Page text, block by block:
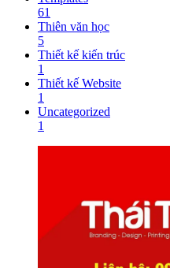
61
Thiên văn học
5
Thiết kế kiến trúc
1
Thiết kế Website
1
Uncategorized
1